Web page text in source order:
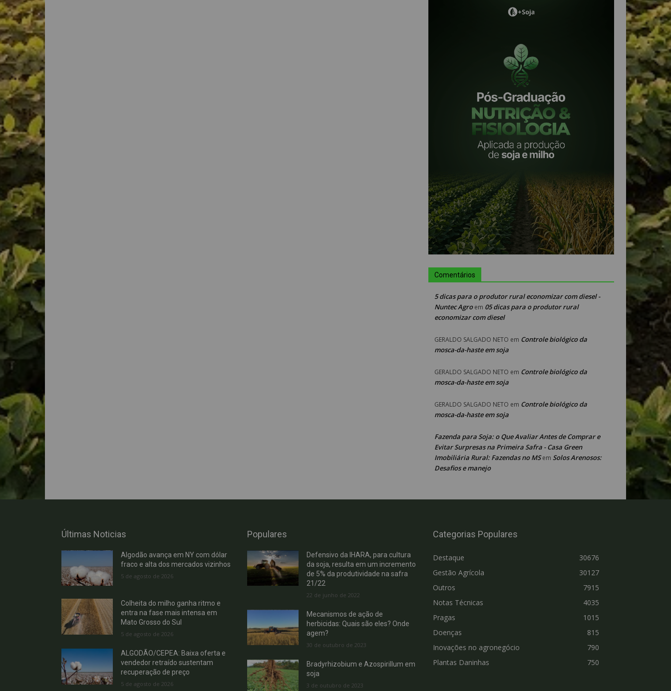
Comentários
5 dicas para o produtor rural economizar com diesel -
Nuntec Agroem 05 dicas para o produtor rural
economizar com diesel
GERALDO SALGADO NETO em Controle biológico da
mosca-da-haste em soja
GERALDO SALGADO NETO em Controle biológico da
mosca-da-haste em soja
GERALDO SALGADO NETO em Controle biológico da
mosca-da-haste em soja
Fazenda para Soja: o Que Avaliar Antes de Comprar e
Evitar Surpresas na Primeira Safra - Casa Green
Imobiliária Rural: Fazendas no MSem Solos Arenosos:
Desafios e manejo
Últimas Noticias
Algodão avança em NY com dólar
fraco e alta dos mercados vizinhos
5 de agosto de 2026
Colheita do milho ganha ritmo e
entra na fase mais intensa em
Mato Grosso do Sul
5 de agosto de 2026
ALGODÃO/CEPEA: Baixa oferta e
vendedor retraído sustentam
recuperação de preço
5 de agosto de 2026
Populares
Defensivo da IHARA, para cultura
da soja, resulta em um incremento
de 5% da produtividade na safra
21/22
22 de junho de 2022
Mecanismos de ação de
herbicidas: Quais são eles? Onde
agem?
30 de outubro de 2023
Bradyrhizobium e Azospirillum em
soja
3 de outubro de 2023
Categorias Populares
Destaque
30676
Gestão Agrícola
30127
Outros
7915
Notas Técnicas
4035
Pragas
1015
Doenças
815
Inovações no agronegócio
790
Plantas Daninhas
750